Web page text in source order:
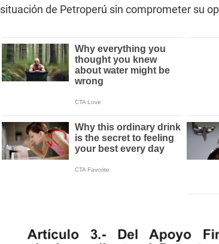
situación de Petroperú sin comprometer su